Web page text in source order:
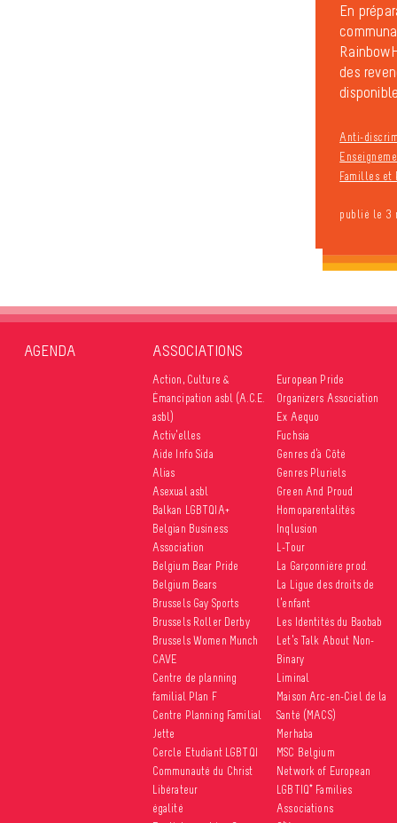
En
des
Anti-
Familles et
publié le 3
AGENDA ASSOCIATIONS
Action, Culture &
Émancipation asbl (A.C.E.
asbl)
Activ’elles
Aide Info Sida
Alias
Asexual asbl
Balkan LGBTQIA+
Belgian Business
Association
Belgium Bear Pride
Belgium Bears
Brussels Gay Sports
Brussels Roller Derby
Brussels Women Munch
CAVE
Centre de planning
familial Plan F
Centre Planning Familial
Jette
Cercle Etudiant LGBTQI
Communauté du Christ
Libérateur
égalité
European Pride
Organizers Association
Ex Aequo
Fuchsia
Genres d’à Côté
Genres Pluriels
Green And Proud
Homoparentalités
Inqlusion
L-Tour
La Garçonnière prod.
La Ligue des droits de
l’enfant
Les Identités du Baobab
Let’s Talk About Non-
Binary
Liminal
Maison Arc-en-Ciel de la
Santé (MACS)
Merhaba
MSC Belgium
Network of European
LGBTIQ* Families
Associations